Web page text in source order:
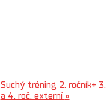
Suchý tréning 2. ročník+ 3.
a 4. roč. externí »